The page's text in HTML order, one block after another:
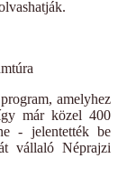
amelyhez
már közel 400
- jelentették be
vállaló Néprajzi